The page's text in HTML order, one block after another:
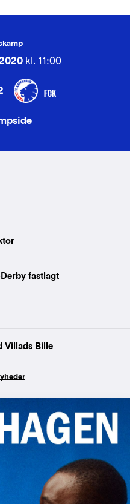
kl. 11:00
FCK
fastlagt
Villads Bille